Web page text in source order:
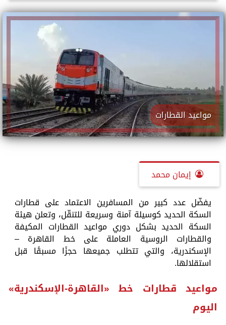
مواعيد القطارات
إيمان محمد
يفضّل عدد كبير من المسافرين الاعتماد على قطارات
السكة الحديد كوسيلة آمنة وسريعة للتنقّل، وتعلن هيئة
السكة الحديد بشكل دوري مواعيد القطارات المكيفة
والقطارات الروسية العاملة على خط القاهرة –
الإسكندرية، والتي تتطلب جميعها حجزًا مسبقًا قبل
استقلالها.
مواعيد قطارات خط «القاهرة-الإسكندرية»
اليوم